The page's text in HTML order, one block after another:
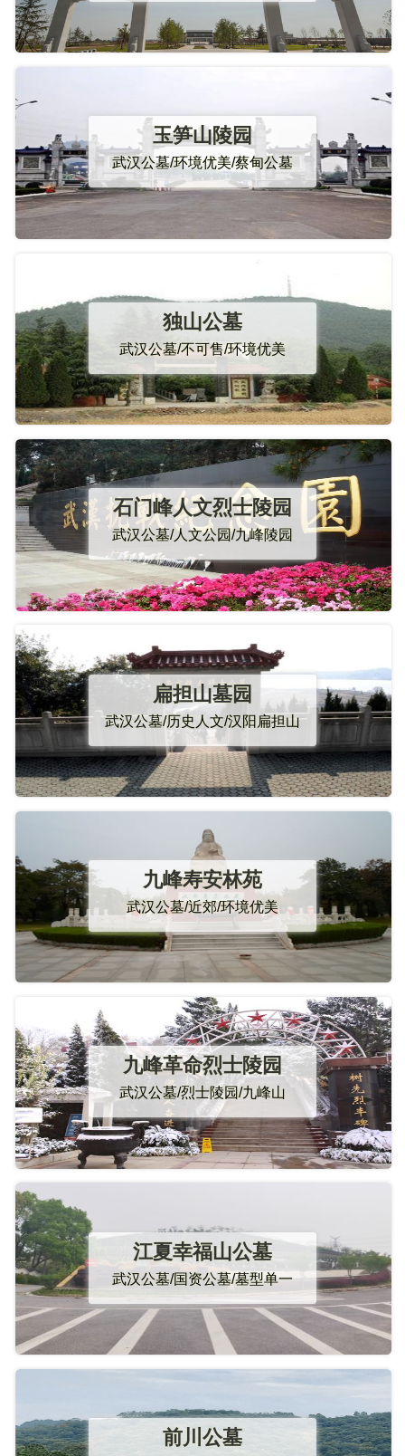
玉笋山陵园
武汉公墓/环境优美/蔡甸公墓
独山公墓
武汉公墓/不可售/环境优美
石门峰人文烈士陵园
武汉公墓/人文公园/九峰陵园
扁担山墓园
武汉公墓/历史人文/汉阳扁担山
九峰寿安林苑
武汉公墓/近郊/环境优美
九峰革命烈士陵园
武汉公墓/烈士陵园/九峰山
江夏幸福山公墓
武汉公墓/国资公墓/墓型单一
前川公墓